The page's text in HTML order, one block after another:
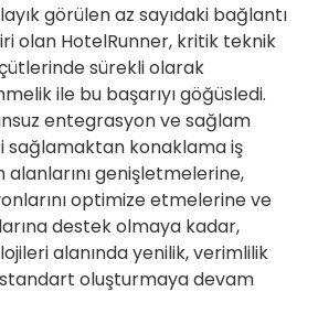
görülen az sayıdaki bağlantı
olan HotelRunner, kritik teknik
sürekli olarak
ile bu başarıyı göğüsledi.
entegrasyon ve sağlam
sağlamaktan konaklama iş
alanlarını genişletmelerine,
optimize etmelerine ve
destek olmaya kadar,
alanında yenilik, verimlilik
oluşturmaya devam